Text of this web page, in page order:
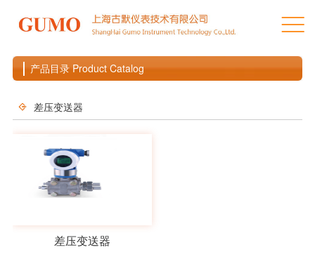
产品目录 Product Catalog
差压变送器
差压变送器